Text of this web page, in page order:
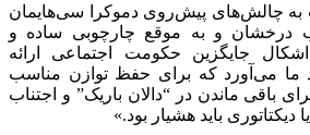
به چالش‌های پیش‌روی دموکرا سی‌هایمان
درخشان و به موقع چارچوبی ساده و
اشکال جایگزین حکومت اجتماعی ارائه
ما می‌آورد که برای حفظ توازن مناسب
باقی ماندن در “دالان باریک” و اجتناب
باید هشیار بود.»